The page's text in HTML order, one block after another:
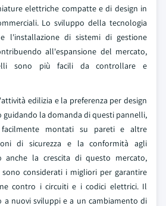
elettriche compatte e di design in
Lo sviluppo della tecnologia
l'installazione di sistemi di gestione
all'espansione del mercato,
sono più facili da controllare e
edilizia e la preferenza per design
la domanda di questi pannelli,
facilmente montati su pareti e altre
di sicurezza e la conformità agli
anche la crescita di questo mercato,
considerati i migliori per garantire
contro i circuiti e i codici elettrici. Il
a nuovi sviluppi e a un cambiamento di